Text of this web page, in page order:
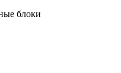
блоки